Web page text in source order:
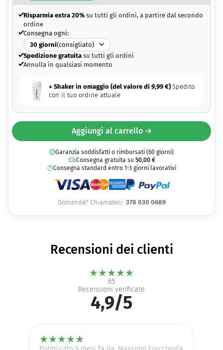
Risparmia extra 20%su tutti gli ordini, a partire dal secondo
ordine
Consegna ogni:
30 giorni(consigliato)
Spedizione gratuitasu tutti gli ordini
Annulla in qualsiasi momento
+ Shaker in omaggio (del valore di 9,99 €) Spedito
con il tuo ordine attuale
Aggiungi al carrello →
Garanzia soddisfatti o rimborsati (60 giorni)
Consegna gratuita su 50,00 €
Consegna standard entro 1-3 giorni lavorativi
Domande? Chiamateci: 378 030 0689
Recensioni dei clienti
★★★★★
65
Recensioni verificate
4,9/5
★★★★★